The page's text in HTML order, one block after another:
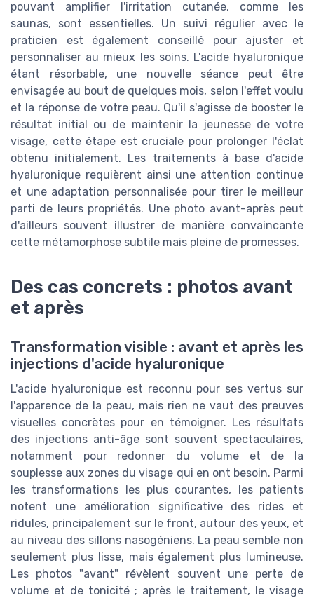
pouvant amplifier l'irritation cutanée, comme les
saunas, sont essentielles. Un suivi régulier avec le
praticien est également conseillé pour ajuster et
personnaliser au mieux les soins. L'acide hyaluronique
étant résorbable, une nouvelle séance peut être
envisagée au bout de quelques mois, selon l'effet voulu
et la réponse de votre peau. Qu'il s'agisse de booster le
résultat initial ou de maintenir la jeunesse de votre
visage, cette étape est cruciale pour prolonger l'éclat
obtenu initialement. Les traitements à base d'acide
hyaluronique requièrent ainsi une attention continue
et une adaptation personnalisée pour tirer le meilleur
parti de leurs propriétés. Une photo avant-après peut
d'ailleurs souvent illustrer de manière convaincante
cette métamorphose subtile mais pleine de promesses.
Des cas concrets : photos avant
et après
Transformation visible : avant et après les
injections d'acide hyaluronique
L'acide hyaluronique est reconnu pour ses vertus sur
l'apparence de la peau, mais rien ne vaut des preuves
visuelles concrètes pour en témoigner. Les résultats
des injections anti-âge sont souvent spectaculaires,
notamment pour redonner du volume et de la
souplesse aux zones du visage qui en ont besoin. Parmi
les transformations les plus courantes, les patients
notent une amélioration significative des rides et
ridules, principalement sur le front, autour des yeux, et
au niveau des sillons nasogéniens. La peau semble non
seulement plus lisse, mais également plus lumineuse.
Les photos "avant" révèlent souvent une perte de
volume et de tonicité ; après le traitement, le visage